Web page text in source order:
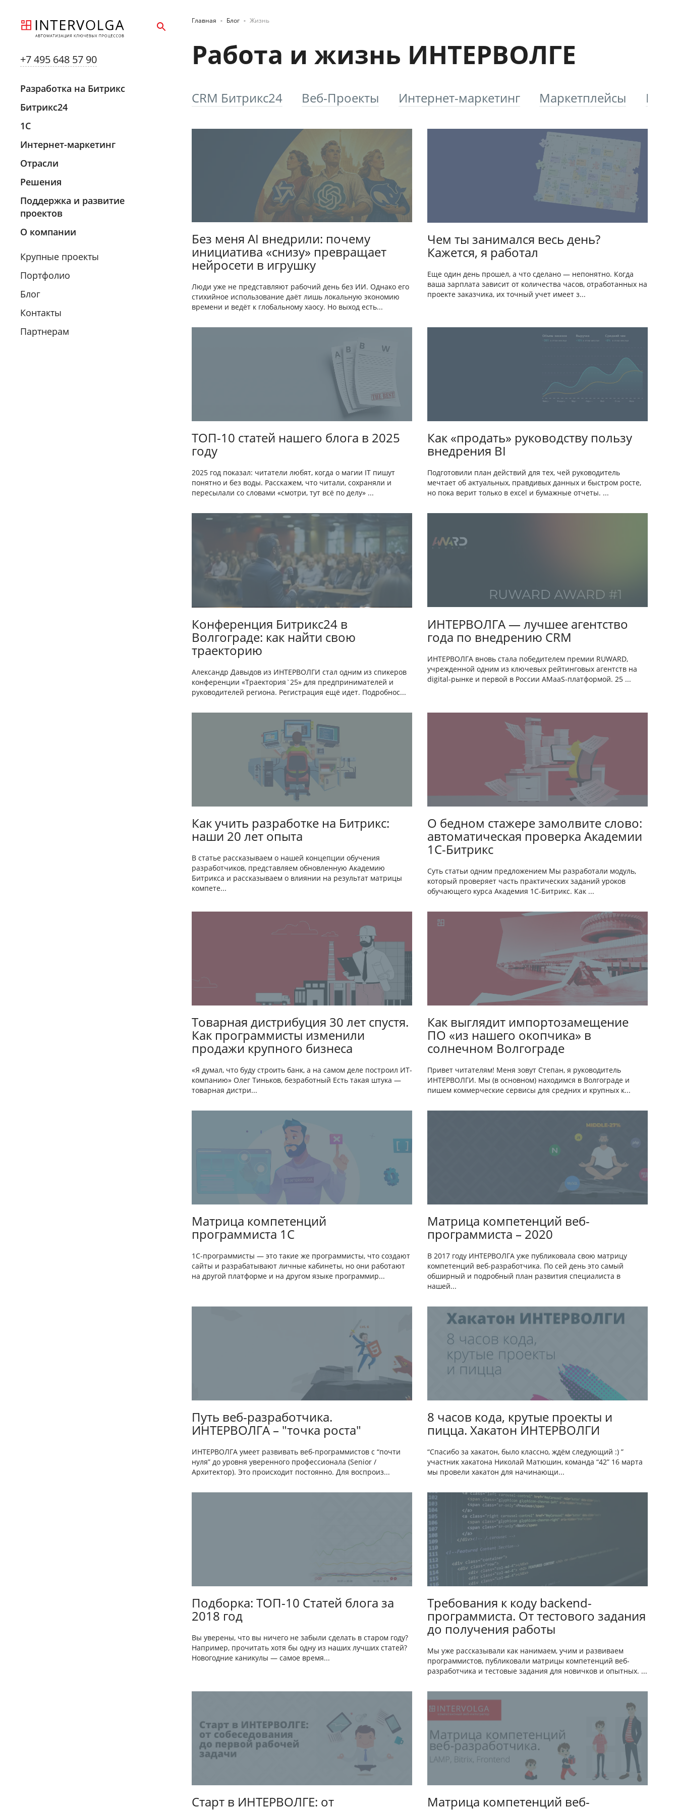
+7 495 648 57 90
Разработка на Битрикс
Битрикс24
1С
Интернет-маркетинг
Отрасли
Решения
Поддержка и развитие
проектов
О компании
Крупные проекты
Портфолио
Блог
Контакты
Партнерам
Главная - Блог - Жизнь
Работа и жизнь ИНТЕРВОЛГЕ
CRM Битрикс24 Веб-Проекты Интернет-маркетинг Маркетплейсы
Без меня AI внедрили: почему
инициатива «снизу» превращает
нейросети в игрушку
Люди уже не представляют рабочий день без ИИ. Однако его
стихийное использование даёт лишь локальную экономию
времени и ведёт к глобальному хаосу. Но выход есть...
Чем ты занимался весь день?
Кажется, я работал
Еще один день прошел, а что сделано — непонятно. Когда
ваша зарплата зависит от количества часов, отработанных на
проекте заказчика, их точный учет имеет з...
ТОП-10 статей нашего блога в 2025
году
2025 год показал: читатели любят, когда о магии IT пишут
понятно и без воды. Расскажем, что читали, сохраняли и
пересылали со словами «смотри, тут всё по делу» ...
Как «продать» руководству пользу
внедрения BI
Подготовили план действий для тех, чей руководитель
мечтает об актуальных, правдивых данных и быстром росте,
но пока верит только в excel и бумажные отчеты. ...
Конференция Битрикс24 в
Волгограде: как найти свою
траекторию
Александр Давыдов из ИНТЕРВОЛГИ стал одним из спикеров
конференции «Траектория`25» для предпринимателей и
руководителей региона. Регистрация ещё идет. Подробнос...
ИНТЕРВОЛГА — лучшее агентство
года по внедрению CRM
ИНТЕРВОЛГА вновь стала победителем премии RUWARD,
учрежденной одним из ключевых рейтинговых агентств на
digital-рынке и первой в России AMaaS-платформой. 25 ...
Как учить разработке на Битрикс:
наши 20 лет опыта
В статье рассказываем о нашей концепции обучения
разработчиков, представляем обновленную Академию
Битрикса и рассказываем о влиянии на результат матрицы
компете...
О бедном стажере замолвите слово:
автоматическая проверка Академии
1С-Битрикс
Суть статьи одним предложением Мы разработали модуль,
который проверяет часть практических заданий уроков
обучающего курса Академия 1С-Битрикс. Как ...
Товарная дистрибуция 30 лет спустя.
Как программисты изменили
продажи крупного бизнеса
«Я думал, что буду строить банк, а на самом деле построил ИТ-
компанию» Олег Тиньков, безработный Есть такая штука —
товарная дистри...
Как выглядит импортозамещение
ПО «из нашего окопчика» в
солнечном Волгограде
Привет читателям! Меня зовут Степан, я руководитель
ИНТЕРВОЛГИ. Мы (в основном) находимся в Волгограде и
пишем коммерческие сервисы для средних и крупных к...
Матрица компетенций
программиста 1С
1С-программисты — это такие же программисты, что создают
сайты и разрабатывают личные кабинеты, но они работают
на другой платформе и на другом языке программир...
Матрица компетенций веб-
программиста – 2020
В 2017 году ИНТЕРВОЛГА уже публиковала свою матрицу
компетенций веб-разработчика. По сей день это самый
обширный и подробный план развития специалиста в
нашей...
Путь веб-разработчика.
ИНТЕРВОЛГА – "точка роста"
ИНТЕРВОЛГА умеет развивать веб-программистов с “почти
нуля” до уровня уверенного профессионала (Senior /
Архитектор). Это происходит постоянно. Для воспроиз...
8 часов кода, крутые проекты и
пицца. Хакатон ИНТЕРВОЛГИ
“Спасибо за хакатон, было классно, ждём следующий :) ”
участник хакатона Николай Матюшин, команда “42” 16 марта
мы провели хакатон для начинающи...
Подборка: ТОП-10 Статей блога за
2018 год
Вы уверены, что вы ничего не забыли сделать в старом году?
Например, прочитать хотя бы одну из наших лучших статей?
Новогодние каникулы — самое время...
Требования к коду backend-
программиста. От тестового задания
до получения работы
Мы уже рассказывали как нанимаем, учим и развиваем
программистов, публиковали матрицы компетенций веб-
разработчика и тестовые задания для новичков и опытных. ...
Старт в ИНТЕРВОЛГЕ: от Матрица компетенций веб-